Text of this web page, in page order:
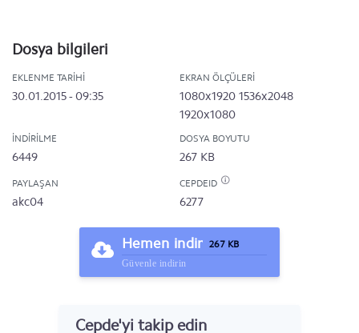
Dosya bilgileri
EKLENME TARIHI
30.01.2015 - 09:35
EKRAN ÖLÇÜLERI
1080x1920 1536x2048
1920x1080
İNDIRILME
6449
DOSYA BOYUTU
267 KB
PAYLAŞAN
akc04
CEPDEID
6277
Hemen indir 267 KB
Güvenle indirin
Cepde'yi takip edin